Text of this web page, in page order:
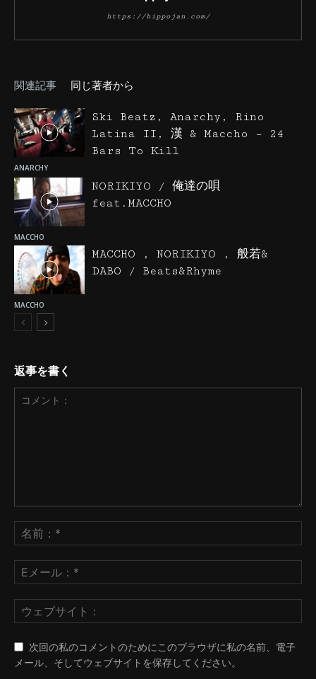
https://hippojan.com/
関連記事 同じ著者から
ANARCHY
Ski Beatz, Anarchy, Rino
Latina II, 漢 & Maccho – 24
Bars To Kill
MACCHO
NORIKIYO / 俺達の唄
feat.MACCHO
MACCHO
MACCHO , NORIKIYO , 般若&
DABO / Beats&Rhyme
返事を書く
次回の私のコメントのためにこのブラウザに私の名前、電子
メール、そしてウェブサイトを保存してください。